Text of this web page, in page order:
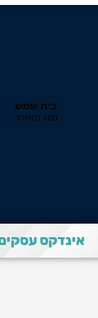
אינדקס